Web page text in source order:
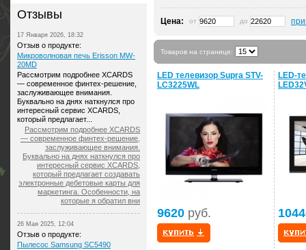
Цена: от до
Товаров на странице:
LED телевизор Supra STV-
LC3225WL
9620 руб.
LED-
Отзывы
17 Января 2026, 18:32
Отзыв о продукте:
Микроволновая печь Erisson MW-
20MD
Рассмотрим подробнее XCARDS
— современное финтех-решение,
заслуживающее внимания.
Буквально на днях наткнулся про
интересный сервис XCARDS,
который предлагает...
Рассмотрим подробнее XCARDS
— современное финтех-решение,
заслуживающее внимания.
Буквально на днях наткнулся про
интересный сервис XCARDS,
который предлагает создавать
электронные дебетовые карты для
маркетинга. Особенности, на
которые я обратил вни
26 Мая 2025, 12:04
Отзыв о продукте:
Пылесос Samsung SC5490